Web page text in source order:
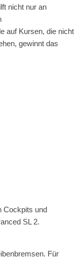
nicht nur an
auf Kursen, die nicht
gewinnt das
Cockpits und
SL 2.
Für